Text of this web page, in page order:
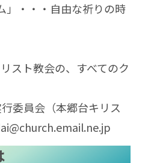
」・・・自由な祈りの時
スト教会の、すべてのク
委員会（本郷台キリス